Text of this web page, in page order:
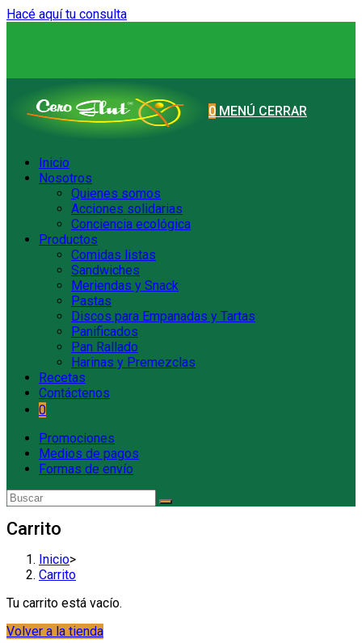
Hacé aquí tu consulta
0 MENÚ CERRAR
Inicio
Nosotros
Quienes somos
Acciones solidarias
Conciencia ecológica
Productos
Comidas listas
Sandwiches
Meriendas y Snack
Pastas
Discos para Empanadas y Tartas
Panificados
Pan Rallado
Harinas y Premezclas
Recetas
Contáctenos
0
Promociones
Medios de pagos
Formas de envío
Carrito
Inicio>
Carrito
Tu carrito está vacío.
Volver a la tienda